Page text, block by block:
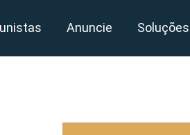
Anuncie Soluções